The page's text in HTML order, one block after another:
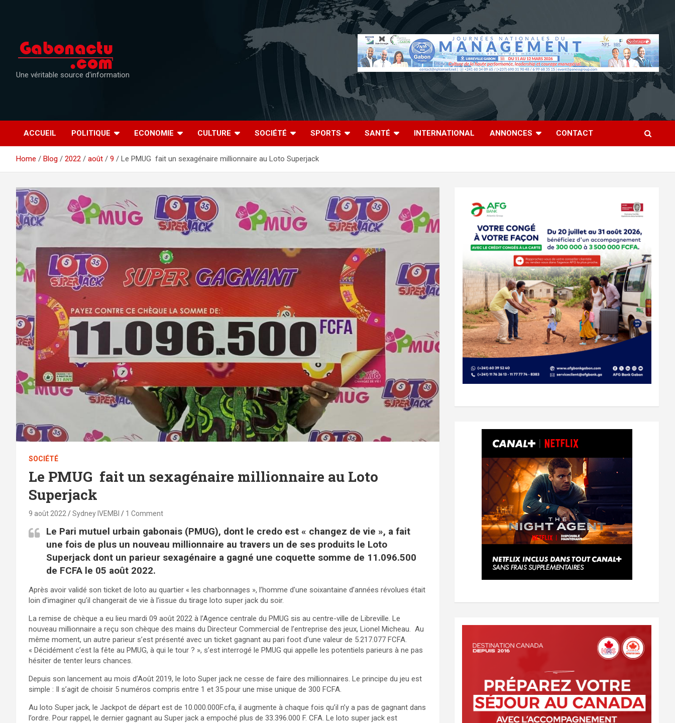
Une véritable source d'information
ACCUEIL POLITIQUE ECONOMIE CULTURE SOCIÉTÉ SPORTS SANTÉ INTERNATIONAL ANNONCES CONTACT
Home Blog 2022 août 9 Le PMUG fait un sexagénaire millionnaire au Loto Superjack
SOCIÉTÉ
Le PMUG fait un sexagénaire millionnaire au Loto
Superjack
9 août 2022 Sydney IVEMBI 1 Comment
Le Pari mutuel urbain gabonais (PMUG), dont le credo est « changez de vie », a fait
une fois de plus un nouveau millionnaire au travers un de ses produits le Loto
Superjack dont un parieur sexagénaire a gagné une coquette somme de 11.096.500
de FCFA le 05 août 2022.
Après avoir validé son ticket de loto au quartier « les charbonnages », l’homme d’une soixantaine d’années révolues était
loin d’imaginer qu’il changerait de vie à l’issue du tirage loto super jack du soir.
La remise de chèque a eu lieu mardi 09 août 2022 à l’Agence centrale du PMUG sis au centre-ville de Libreville. Le
nouveau millionnaire a reçu son chèque des mains du Directeur Commercial de l’entreprise des jeux, Lionel Micheau. Au
même moment, un autre parieur s’est présenté avec un ticket gagnant au pari foot d’une valeur de 5.217.077 FCFA.
« Décidément c’est la fête au PMUG, à qui le tour ? », s’est interrogé le PMUG qui appelle les potentiels parieurs à ne pas
hésiter de tenter leurs chances.
Depuis son lancement au mois d’Août 2019, le loto Super jack ne cesse de faire des millionnaires. Le principe du jeu est
simple : Il s’agit de choisir 5 numéros compris entre 1 et 35 pour une mise unique de 300 FCFA.
Au loto Super jack, le Jackpot de départ est de 10.000.000F.cfa, il augmente à chaque fois qu’il n’y a pas de gagnant dans
l’ordre. Pour rappel, le dernier gagnant au Super jack a empoché plus de 33.396.000 F. CFA. Le loto super jack est